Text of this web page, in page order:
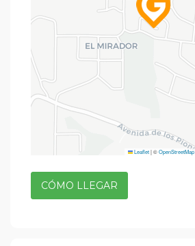
Leaflet|©OpenStreetMap
CÓMO LLEGAR